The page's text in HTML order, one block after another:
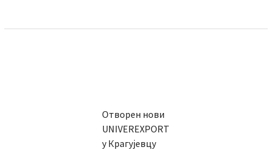
Отворен нови
UNIVEREXPORT
у Крагујевцу